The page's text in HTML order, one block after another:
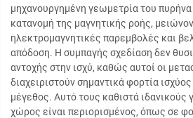
μηχανουργημένη γεωμετρία του πυρήνα
κατανομή της μαγνητικής ροής,
ηλεκτρομαγνητικές παρεμβολές και
απόδοση. Η συμπαγής σχεδίαση δεν
αντοχής στην ισχύ, καθώς αυτοί οι
διαχειριστούν σημαντικά φορτία
μέγεθος. Αυτό τους καθιστά ιδανικούς
χώρος είναι περιορισμένος, όπως σε